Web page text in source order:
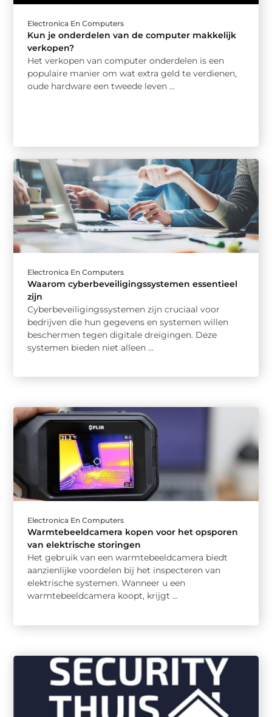
Electronica En Computers
Kun je onderdelen van de computer makkelijk
verkopen?
Het verkopen van computer onderdelen is een
populaire manier om wat extra geld te verdienen,
oude hardware een tweede leven ...
Electronica En Computers
Waarom cyberbeveiligingssystemen essentieel
zijn
Cyberbeveiligingssystemen zijn cruciaal voor
bedrijven die hun gegevens en systemen willen
beschermen tegen digitale dreigingen. Deze
systemen bieden niet alleen ...
Electronica En Computers
Warmtebeeldcamera kopen voor het opsporen
van elektrische storingen
Het gebruik van een warmtebeeldcamera biedt
aanzienlijke voordelen bij het inspecteren van
elektrische systemen. Wanneer u een
warmtebeeldcamera koopt, krijgt ...